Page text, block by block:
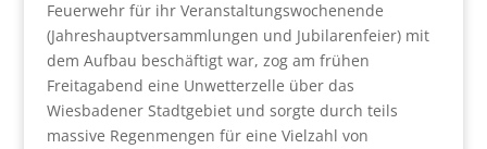
Feuerwehr für ihr Veranstaltungswochenende
(Jahreshauptversammlungen und Jubilarenfeier) mit
dem Aufbau beschäftigt war, zog am frühen
Freitagabend eine Unwetterzelle über das
Wiesbadener Stadtgebiet und sorgte durch teils
massive Regenmengen für eine Vielzahl von